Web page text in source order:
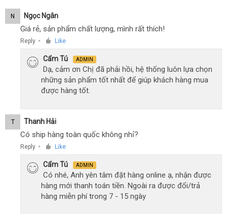
N Ngọc Ngân
Giá rẻ, sản phẩm chất lượng, mình rất thích!
Reply ● Like
Cẩm Tú ADMIN
Dạ, cảm ơn Chị đã phải hồi, hệ thống luôn lựa chọn
những sản phẩm tốt nhất để giúp khách hàng mua
được hàng tốt.
T Thanh Hải
Có ship hàng toàn quốc không nhỉ?
Reply ● Like
Cẩm Tú ADMIN
Có nhé, Anh yên tâm đặt hàng online ạ, nhận được
hàng mới thanh toán tiền. Ngoài ra được đổi/trả
hàng miễn phí trong 7 - 15 ngày